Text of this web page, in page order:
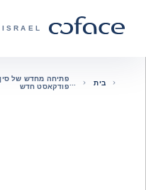
COFACE - אתר הקבוצה
ISRAEL
בחזרה לעמוד הבית
בית
פתיחה מחדש של סין
פודקאסט חדש